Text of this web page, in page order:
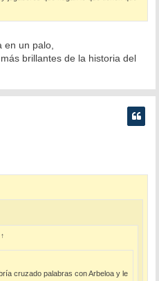
en un palo,
brillantes de la historia del
↑
cruzado palabras con Arbeloa y le